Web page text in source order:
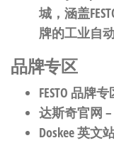
城，涵盖
牌的工业自
品牌专区
FESTO 品牌专
达斯奇官网
Doskee 英文